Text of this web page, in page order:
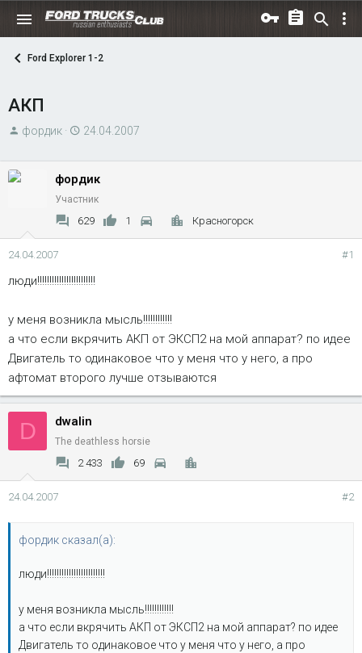
Ford Explorer 1-2
АКП
А
т
е
м
фордик
Д
т
а
н
а
ч
24.04.2007
фордик
Участник
629 1 Красногорск
24.04.2007 #1
люди!!!!!!!!!!!!!!!!!!!!!!!!
у меня возникла мысль!!!!!!!!!!!!
а что если вкрячить АКП от ЭКСП2 на мой аппарат? по идее
Двигатель то одинаковое что у меня что у него, а про
афтомат второго лучше отзываются
D dwalin
The deathless horsie
2 433 69
24.04.2007 #2
фордик сказал(а):
люди!!!!!!!!!!!!!!!!!!!!!!!!
у меня возникла мысль!!!!!!!!!!!!
а что если вкрячить АКП от ЭКСП2 на мой аппарат? по идее
Двигатель то одинаковое что у меня что у него, а про